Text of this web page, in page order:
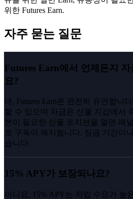
위한 Futures Earn.
자주 묻는 질문
Futures Earn에서 언제든지
요?
네, Futures Earn은 완전히 유연합니
할 수 있으며 자금은 선물 지갑에서
본이 필요한 선물 포지션을 열면 패
로 구독이 해지됩니다. 잠금 기간이
습니다.
15% APY가 보장되나요?
아니요, 15% APY는 차입 수요가 높